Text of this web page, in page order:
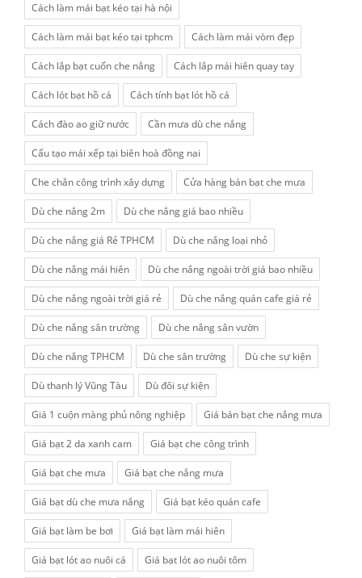
Cách làm mái bạt kéo tại hà nội
Cách làm mái bạt kéo tại tphcm Cách làm mái vòm đẹp
Cách lắp bạt cuốn che nắng Cách lắp mái hiên quay tay
Cách lót bạt hồ cá Cách tính bạt lót hồ cá
Cách đào ao giữ nước Cần mưa dù che nắng
Cấu tạo mái xếp tại biên hoà đồng nai
Che chắn công trình xây dựng Cửa hàng bán bạt che mưa
Dù che nắng 2m Dù che nắng giá bao nhiều
Dù che nắng giá Rẻ TPHCM Dù che nắng loại nhỏ
Dù che nắng mái hiên Dù che nắng ngoài trời giá bao nhiều
Dù che nắng ngoài trời giá rẻ Dù che nắng quán cafe giá rẻ
Dù che nắng sân trường Dù che nắng sân vườn
Dù che nắng TPHCM Dù che sân trường Dù che sự kiện
Dù thanh lý Vũng Tàu Dù đôi sự kiện
Giá 1 cuộn màng phủ nông nghiệp Giá bán bạt che nắng mưa
Giá bạt 2 da xanh cam Giá bạt che công trình
Giá bạt che mưa Giá bạt che nắng mưa
Giá bạt dù che mưa nắng Giá bạt kéo quán cafe
Giá bạt làm be bơi Giá bạt làm mái hiên
Giá bạt lót ao nuôi cá Giá bạt lót ao nuôi tôm